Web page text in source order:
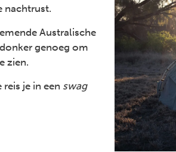
nachtrust.
Australische
genoeg om
zien.
je in een swag